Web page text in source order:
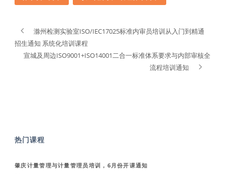
滁州检测实验室ISO/IEC17025标准内审员培训从入门到精通
招生通知 系统化培训课程
宣城及周边ISO9001+ISO14001二合一标准体系要求与内部审核全
流程培训通知
热门课程
肇庆计量管理与计量管理员培训，6月份开课通知